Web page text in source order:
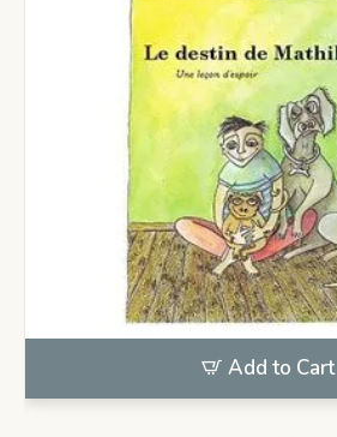
Add to Cart